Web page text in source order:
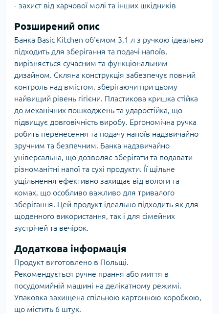
- захист від харчової молі та інших шкідників
Розширений опис
Банка Basic Kitchen об'ємом 3,1 л з ручкою ідеально
підходить для зберігання та подачі напоїв,
вирізняється сучасним та функціональним
дизайном. Скляна конструкція забезпечує повний
контроль над вмістом, зберігаючи при цьому
найвищий рівень гігієни. Пластикова кришка стійка
до механічних пошкоджень та ударостійка, що
підвищує довговічність виробу. Ергономічна ручка
робить перенесення та подачу напоїв надзвичайно
зручним та безпечним. Банка надзвичайно
універсальна, що дозволяє зберігати та подавати
різноманітні напої та сухі продукти. Її щільне
ущільнення ефективно захищає від вологи та
комах, що особливо важливо для тривалого
зберігання. Цей продукт ідеально підходить як для
щоденного використання, так і для сімейних
зустрічей та вечірок.
Додаткова інформація
Продукт виготовлено в Польщі.
Рекомендується ручне прання або миття в
посудомийній машині на делікатному режимі.
Упаковка захищена спільною картонною коробкою,
що містить 6 штук.